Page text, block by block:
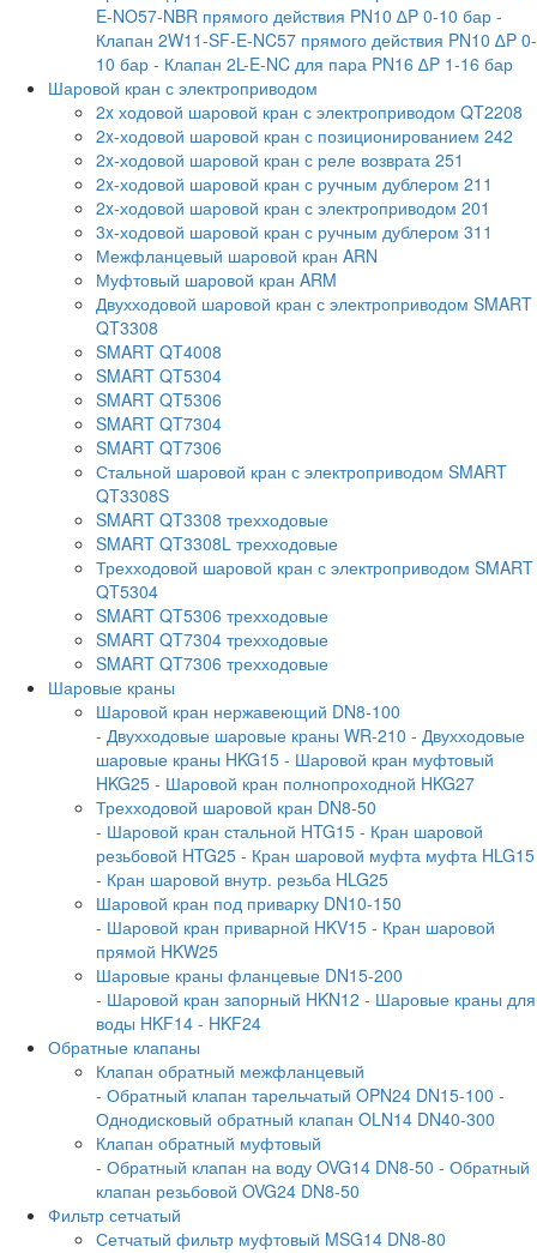
E-NO57-NBR прямого действия PN10 ∆P 0-10 бар -
Клапан 2W11-SF-E-NC57 прямого действия PN10 ∆P 0-
10 бар - Клапан 2L-E-NC для пара PN16 ∆P 1-16 бар
Шаровой кран с электроприводом
2x ходовой шаровой кран с электроприводом QT2208
2x-ходовой шаровой кран с позиционированием 242
2x-ходовой шаровой кран с реле возврата 251
2x-ходовой шаровой кран с ручным дублером 211
2x-ходовой шаровой кран с электроприводом 201
3x-ходовой шаровой кран с ручным дублером 311
Межфланцевый шаровой кран ARN
Муфтовый шаровой кран ARM
Двухходовой шаровой кран с электроприводом SMART
QT3308
SMART QT4008
SMART QT5304
SMART QT5306
SMART QT7304
SMART QT7306
Стальной шаровой кран с электроприводом SMART
QT3308S
SMART QT3308 трехходовые
SMART QT3308L трехходовые
Трехходовой шаровой кран с электроприводом SMART
QT5304
SMART QT5306 трехходовые
SMART QT7304 трехходовые
SMART QT7306 трехходовые
Шаровые краны
Шаровой кран нержавеющий DN8-100
- Двухходовые шаровые краны WR-210 - Двухходовые
шаровые краны HKG15 - Шаровой кран муфтовый
HKG25 - Шаровой кран полнопроходной HKG27
Трехходовой шаровой кран DN8-50
- Шаровой кран стальной HTG15 - Кран шаровой
резьбовой HTG25 - Кран шаровой муфта муфта HLG15
- Кран шаровой внутр. резьба HLG25
Шаровой кран под приварку DN10-150
- Шаровой кран приварной HKV15 - Кран шаровой
прямой HKW25
Шаровые краны фланцевые DN15-200
- Шаровой кран запорный HKN12 - Шаровые краны для
воды HKF14 - HKF24
Обратные клапаны
Клапан обратный межфланцевый
- Обратный клапан тарельчатый OPN24 DN15-100 -
Однодисковый обратный клапан OLN14 DN40-300
Клапан обратный муфтовый
- Обратный клапан на воду OVG14 DN8-50 - Обратный
клапан резьбовой OVG24 DN8-50
Фильтр сетчатый
Сетчатый фильтр муфтовый MSG14 DN8-80